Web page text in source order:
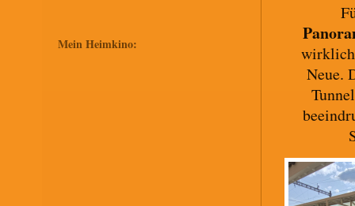
wirklich
Neue.
Mein Heimkino: